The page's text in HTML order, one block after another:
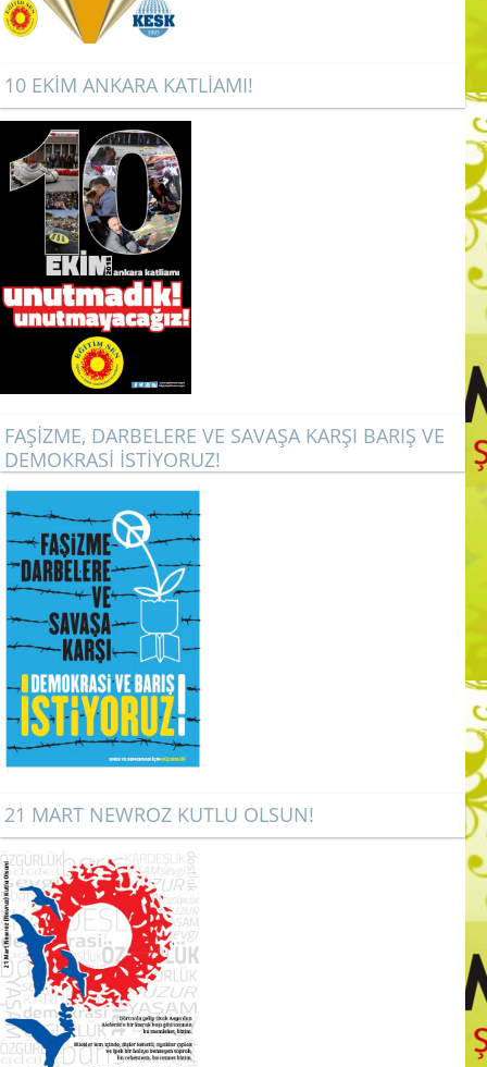
10 EKİM ANKARA KATLİAMI!
FAŞİZME, DARBELERE VE SAVAŞA KARŞI BARIŞ VE
DEMOKRASİ İSTİYORUZ!
21 MART NEWROZ KUTLU OLSUN!